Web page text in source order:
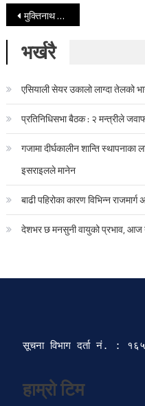
Post navigation
मुक्तिनाथ बैंकले एक शिक्षक एक ल्यापटप दिने
भर्खरै
एसियाली सेयर उकालो लाग्दा तेलको
प्रतिनिधिसभा बैठक : २ मन्त्रीले
गजामा दीर्घकालीन शान्ति
इसराइलले मानेन
बाढी पहिरोका कारण विभिन्न
देशभर छ मनसुनी वायुको प्रभाव, आज
सूचना विभाग दर्ता‍ नं. :
हाम्रो टिम